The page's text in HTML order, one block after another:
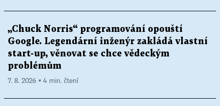
„Chuck Norris“ programování opouští
Google. Legendární inženýr zakládá vlastní
start-up, věnovat se chce vědeckým
problémům
7. 8. 2026 ▪ 4 min. čtení